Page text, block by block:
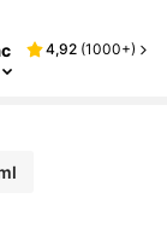
4,92 (1000+)